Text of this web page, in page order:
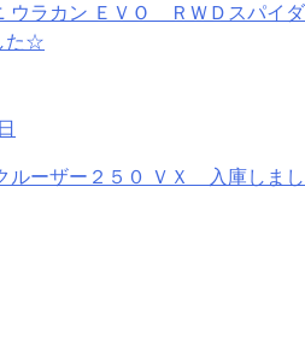
ウラカン ＥＶＯ ＲＷＤスパイダ
た☆
ルーザー２５０ ＶＸ 入庫しまし